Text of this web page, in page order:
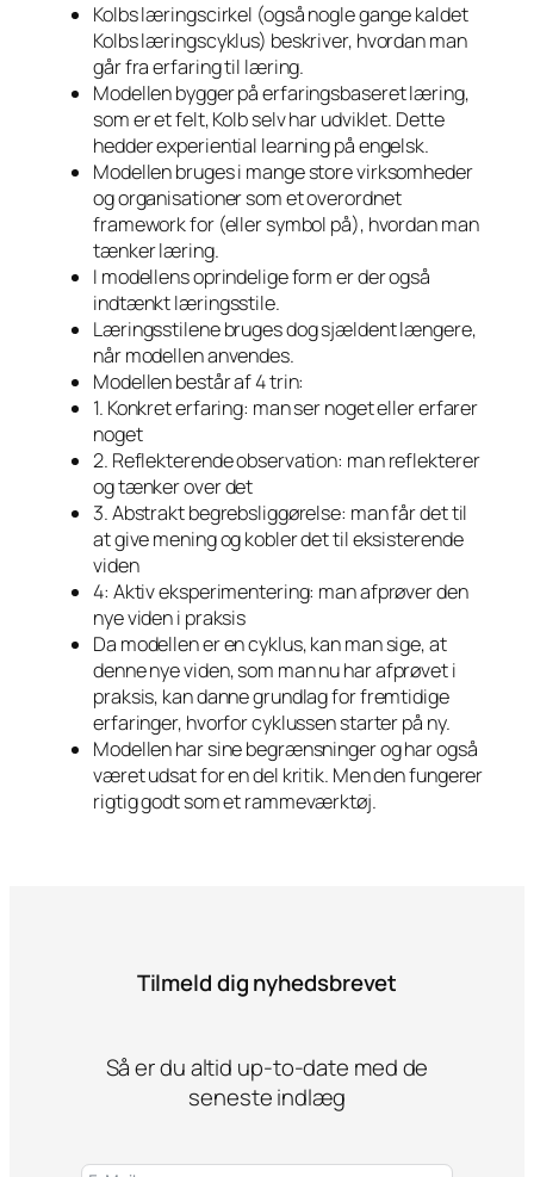
Kolbs læringscirkel (også nogle gange kaldet
Kolbs læringscyklus) beskriver, hvordan man
går fra erfaring til læring.
Modellen bygger på erfaringsbaseret læring,
som er et felt, Kolb selv har udviklet. Dette
hedder experiential learning på engelsk.
Modellen bruges i mange store virksomheder
og organisationer som et overordnet
framework for (eller symbol på), hvordan man
tænker læring.
I modellens oprindelige form er der også
indtænkt læringsstile.
Læringsstilene bruges dog sjældent længere,
når modellen anvendes.
Modellen består af 4 trin:
1. Konkret erfaring: man ser noget eller erfarer
noget
2. Reflekterende observation: man reflekterer
og tænker over det
3. Abstrakt begrebsliggørelse: man får det til
at give mening og kobler det til eksisterende
viden
4: Aktiv eksperimentering: man afprøver den
nye viden i praksis
Da modellen er en cyklus, kan man sige, at
denne nye viden, som man nu har afprøvet i
praksis, kan danne grundlag for fremtidige
erfaringer, hvorfor cyklussen starter på ny.
Modellen har sine begrænsninger og har også
været udsat for en del kritik. Men den fungerer
rigtig godt som et rammeværktøj.
Tilmeld dig nyhedsbrevet
Så er du altid up-to-date med de
seneste indlæg